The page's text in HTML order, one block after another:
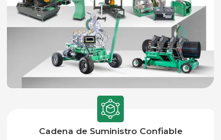
Cadena de Suministro Confiable